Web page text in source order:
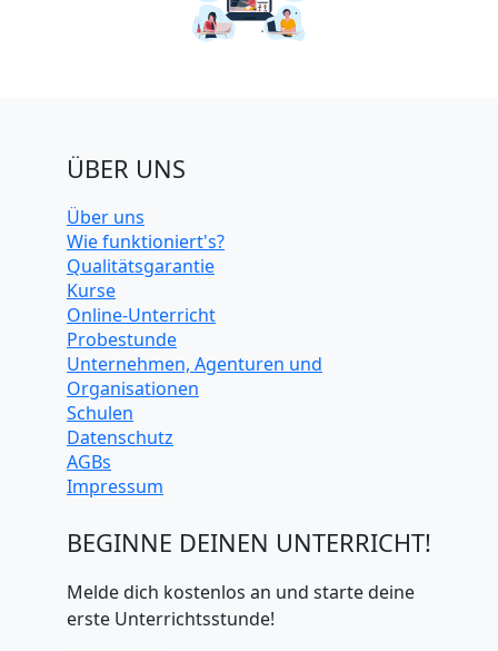
ÜBER UNS
Über uns
Wie funktioniert's?
Qualitätsgarantie
Kurse
Online-Unterricht
Probestunde
Unternehmen, Agenturen und
Organisationen
Schulen
Datenschutz
AGBs
Impressum
BEGINNE DEINEN UNTERRICHT!
Melde dich kostenlos an und starte deine
erste Unterrichtsstunde!